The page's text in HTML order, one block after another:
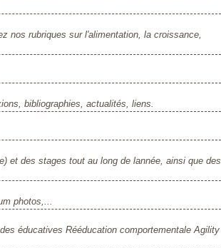
nos rubriques sur l'alimentation, la croissance,
bibliographies, actualités, liens.
et des stages tout au long de lannée, ainsi que des
photos,...
éducatives Rééducation comportementale Agility